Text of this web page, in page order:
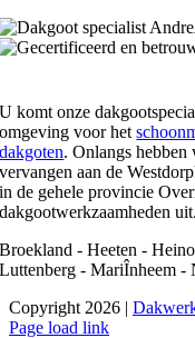
U komt onze
omgeving voor het
dakgoten. Onlangs
vervangen aan de
in de gehele provincie
dakgootwerkzaamheden
Broekland - Heeten -
Luttenberg - MariÎnheem -
Copyright 2026 |
Facebook
X
Instagram
Pinterest
Page load link